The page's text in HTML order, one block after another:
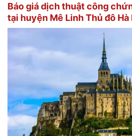
Báo giá dịch thuật công
tại huyện Mê Linh Thủ đô Hà